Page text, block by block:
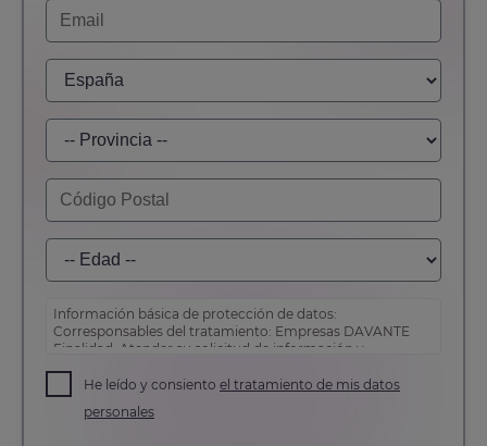
Información básica de protección de datos:
Corresponsables del tratamiento: Empresas DAVANTE
Finalidad: Atender su solicitud de información y
Derechos: Puede acceder, rectificar y suprimir sus
datos, así como otros derechos tal y como se explica en
nuestrapolítica de privacidad
He leído y consiento el tratamiento de mis datos
personales